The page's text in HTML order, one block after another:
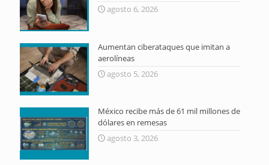
agosto 6, 2026
Aumentan ciberataques que imitan a
aerolíneas
agosto 5, 2026
México recibe más de 61 mil millones de
dólares en remesas
agosto 3, 2026